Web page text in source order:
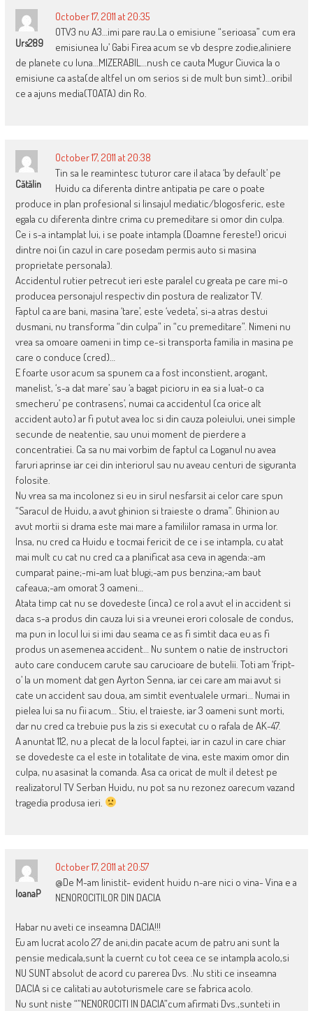
Urs289
October 17, 2011 at 20:35
OTV3 nu A3…imi pare rau.La o emisiune “serioasa” cum era
emisiunea lu’ Gabi Firea acum se vb despre zodie,aliniere
de planete cu luna…MIZERABIL…nush ce cauta Mugur Ciuvica la o
emisiune ca asta(de altfel un om serios si de mult bun simt)…oribil
ce a ajuns media(TOATA) din Ro.
Cătălin
October 17, 2011 at 20:38
Tin sa le reamintesc tuturor care il ataca ‘by default’ pe
Huidu ca diferenta dintre antipatia pe care o poate
produce in plan profesional si linsajul mediatic/blogosferic, este
egala cu diferenta dintre crima cu premeditare si omor din culpa.
Ce i s-a intamplat lui, i se poate intampla (Doamne fereste!) oricui
dintre noi (in cazul in care posedam permis auto si masina
proprietate personala).
Accidentul rutier petrecut ieri este paralel cu greata pe care mi-o
producea personajul respectiv din postura de realizator TV.
Faptul ca are bani, masina ‘tare’, este ‘vedeta’, si-a atras destui
dusmani, nu transforma “din culpa” in “cu premeditare”. Nimeni nu
vrea sa omoare oameni in timp ce-si transporta familia in masina pe
care o conduce (cred)…
E foarte usor acum sa spunem ca a fost inconstient, arogant,
manelist, ‘s-a dat mare’ sau ‘a bagat picioru in ea si a luat-o ca
smecheru’ pe contrasens’, numai ca accidentul (ca orice alt
accident auto) ar fi putut avea loc si din cauza poleiului, unei simple
secunde de neatentie, sau unui moment de pierdere a
concentratiei. Ca sa nu mai vorbim de faptul ca Loganul nu avea
faruri aprinse iar cei din interiorul sau nu aveau centuri de siguranta
folosite.
Nu vrea sa ma incolonez si eu in sirul nesfarsit ai celor care spun
“Saracul de Huidu, a avut ghinion si traieste o drama”. Ghinion au
avut mortii si drama este mai mare a familiilor ramasa in urma lor.
Insa, nu cred ca Huidu e tocmai fericit de ce i se intampla, cu atat
mai mult cu cat nu cred ca a planificat asa ceva in agenda:-am
cumparat paine;-mi-am luat blugi;-am pus benzina;-am baut
cafeaua;-am omorat 3 oameni…
Atata timp cat nu se dovedeste (inca) ce rol a avut el in accident si
daca s-a produs din cauza lui si a vreunei erori colosale de condus,
ma pun in locul lui si imi dau seama ce as fi simtit daca eu as fi
produs un asemenea accident… Nu suntem o natie de instructori
auto care conducem carute sau carucioare de butelii. Toti am ‘fript-
o’ la un moment dat gen Ayrton Senna, iar cei care am mai avut si
cate un accident sau doua, am simtit eventualele urmari… Numai in
pielea lui sa nu fii acum… Stiu, el traieste, iar 3 oameni sunt morti,
dar nu cred ca trebuie pus la zis si executat cu o rafala de AK-47.
A anuntat 112, nu a plecat de la locul faptei, iar in cazul in care chiar
se dovedeste ca el este in totalitate de vina, este maxim omor din
culpa, nu asasinat la comanda. Asa ca oricat de mult il detest pe
realizatorul TV Serban Huidu, nu pot sa nu rezonez oarecum vazand
tragedia produsa ieri.
IoanaP
October 17, 2011 at 20:57
@De M-am linistit- evident huidu n-are nici o vina- Vina e a
NENOROCITILOR DIN DACIA
Habar nu aveti ce inseamna DACIA!!!
Eu am lucrat acolo 27 de ani,din pacate acum de patru ani sunt la
pensie medicala,sunt la cuernt cu tot ceea ce se intampla acolo,si
NU SUNT absolut de acord cu parerea Dvs. .Nu stiti ce inseamna
DACIA si ce calitati au autoturismele care se fabrica acolo.
Nu sunt niste “”NENOROCITI IN DACIA”cum afirmati Dvs.,sunteti in